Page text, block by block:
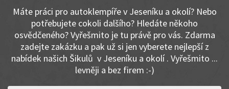
Máte práci pro autoklempíře v Jeseníku a okolí? Nebo
potřebujete cokoli dalšího? Hledáte někoho
osvědčeného? Vyřešmito je tu právě pro vás. Zdarma
zadejte zakázku a pak už si jen vyberete nejlepší z
nabídek našich Šikulů v Jeseníku a okolí . Vyřešmito ...
levněji a bez firem :-)